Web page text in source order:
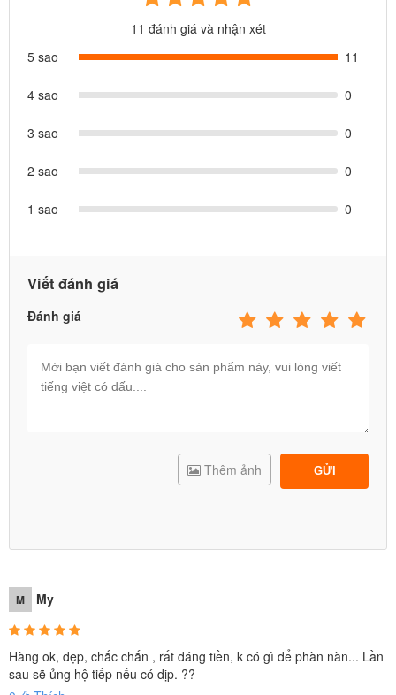
Video Test nhún điện cho khách hàng:
11 đánh giá và nhận xét
5 sao
11
4 sao 0
3 sao 0
2 sao 0
1 sao 0
Viết đánh giá
Đánh giá
GỬI
Thêm ảnh
M My
Hàng ok, đẹp, chắc chắn , rất đáng tiền, k có gì để phàn nàn... Lần
sau sẽ ủng hộ tiếp nếu có dịp. ??